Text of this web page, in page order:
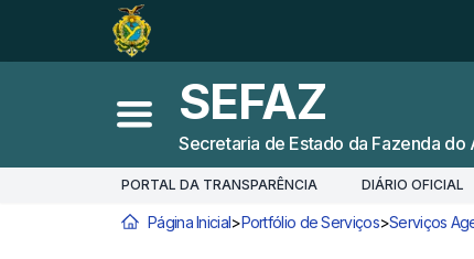
Ir para a
Busca 2
Abrir menu principal
SEFAZ
Secretaria de Estado da Fazenda do
PORTAL DA TRANSPARÊNCIA DIÁRIO OFICIAL
Você está aqui:
Página Inicial>Portfólio de Serviços>Serviços